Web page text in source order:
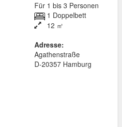
Für 1 bis 3 Personen
1 Doppelbett
12 ㎡
Adresse:
Agathenstraße
D-20357Hamburg